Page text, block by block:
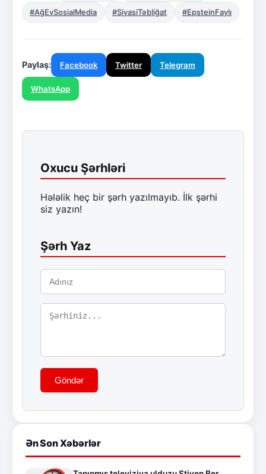
#AğEvSosialMedia #SiyasiTəbliğat #EpsteinFaylı
Paylaş: Facebook Twitter Telegram
WhatsApp
Oxucu Şərhləri
Hələlik heç bir şərh yazılmayıb. İlk şərhi
siz yazın!
Şərh Yaz
Göndər
Ən Son Xəbərlər